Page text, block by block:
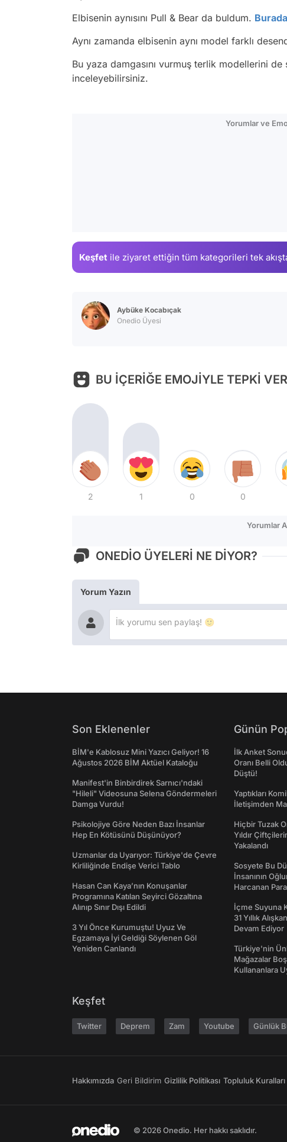
Elbisenin aynısını Pull & Bear da buldum.
Aynı zamanda elbisenin aynı model farklı
Bu yaza damgasını vurmuş terlik modellerini
inceleyebilirsiniz.
Yorumlar ve
Keşfet ile ziyaret ettiğin tüm kategorileri tek
Aybüke Kocabıçak
Onedio Üyesi
BU İÇERİĞE EMOJİYLE TEPKİ
2 1 0 0
Yorumlar
ONEDİO ÜYELERİ NE DİYOR?
Yorum Yazın
Son Eklenenler
BİM'e Kablosuz Mini Yazıcı Geliyor! 16
Ağustos 2026 BİM Aktüel Kataloğu
Manifest'in Binbirdirek Sarnıcı'ndaki
"Hileli" Videosuna Selena Göndermeleri
Damga Vurdu!
Psikolojiye Göre Neden Bazı İnsanlar
Hep En Kötüsünü Düşünüyor?
Uzmanlar da Uyarıyor: Türkiye'de Çevre
Kirliliğinde Endişe Verici Tablo
Hasan Can Kaya’nın Konuşanlar
Programına Katılan Seyirci Gözaltına
Alınıp Sınır Dışı Edildi
3 Yıl Önce Kurumuştu! Uyuz Ve
Egzamaya İyi Geldiği Söylenen Göl
Yeniden Canlandı
Günün
İlk Anket
Oranı Belli
Düştü!
Yaptıkları
İletişimden
Hiçbir Tuzak
Yıldır
Yakalandı
Sosyete Bu
İnsanının
Harcanan
İçme Suyuna
31 Yıllık
Devam Ediyor
Türkiye'nin
Mağazalar
Kullananlara
Keşfet
Twitter Deprem Zam Youtube Günlük
Hakkımızda Geri Bildirim Gizlilik Politikası Topluluk Kuralları
© 2026 Onedio. Her hakkı saklıdır.